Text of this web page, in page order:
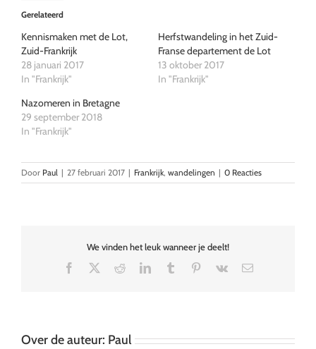
Gerelateerd
Kennismaken met de Lot,
Zuid-Frankrijk
28 januari 2017
In "Frankrijk"
Herfstwandeling in het Zuid-
Franse departement de Lot
13 oktober 2017
In "Frankrijk"
Nazomeren in Bretagne
29 september 2018
In "Frankrijk"
Door Paul | 27 februari 2017 | Frankrijk, wandelingen | 0 Reacties
We vinden het leuk wanneer je deelt!
Facebook
RedditLinkedInTumblr Pinterest
Vk
E-
Over de auteur: Paul